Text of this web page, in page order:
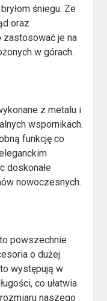
śniegu. Ze
oraz
zastosować je na
w górach.
z metalu i
wspornikach.
funkcję co
doskonałe
nowoczesnych.
to powszechnie
o dużej
występują w
co ułatwia
naszego